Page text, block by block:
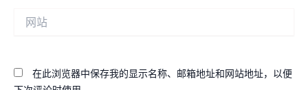
在此浏览器中保存我的显示名称、邮箱地址和网站地址，以便